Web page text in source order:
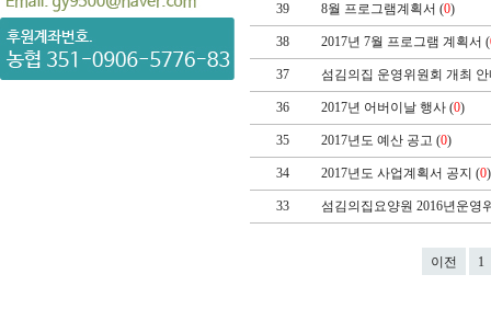
39 8월 프로그램계획서 (0)
38 2017년 7월 프로그램 계획서 (
37 섬김의집 운영위원회 개최
36 2017년 어버이날 행사 (0)
35 2017년도 예산 공고 (0)
34 2017년도 사업계획서 공지 (0
33 섬김의집요양원 2016년운영
이전 1